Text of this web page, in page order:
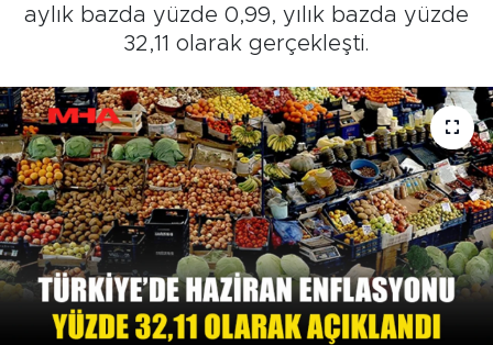
aylık bazda yüzde 0,99, yılık bazda yüzde
32,11 olarak gerçekleşti.